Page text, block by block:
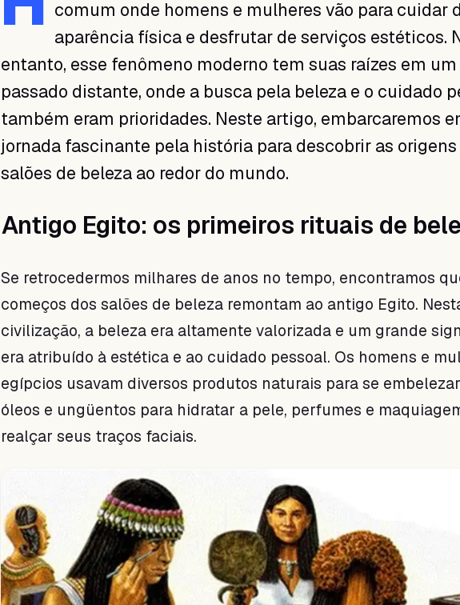
comum onde homens e mulheres vão para cuidar
aparência física e desfrutar de serviços estéticos.
entanto, esse fenômeno moderno tem suas raízes em um
passado distante, onde a busca pela beleza e o cuidado
também eram prioridades. Neste artigo, embarcaremos
jornada fascinante pela história para descobrir as origens
salões de beleza ao redor do mundo.
Antigo Egito: os primeiros rituais de
Se retrocedermos milhares de anos no tempo, encontramos
começos dos salões de beleza remontam ao antigo Egito.
civilização, a beleza era altamente valorizada e um grande
era atribuído à estética e ao cuidado pessoal. Os homens e
egípcios usavam diversos produtos naturais para se
óleos e ungüentos para hidratar a pele, perfumes e
realçar seus traços faciais.